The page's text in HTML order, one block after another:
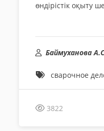
өндірістік оқыту
Баймуханова
сварочное
3822